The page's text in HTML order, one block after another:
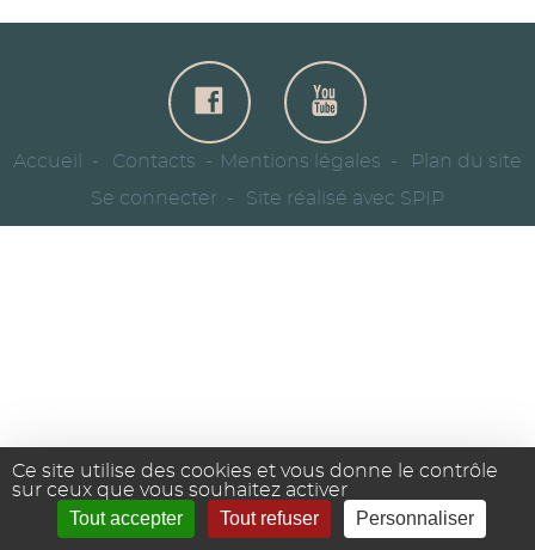
Ce site utilise des cookies et vous donne le contrôle
sur ceux que vous souhaitez activer
Tout accepter Tout refuser Personnaliser
Accueil Contacts Mentions légales
Plan du site
Se connecter
Site réalisé avec SPIP